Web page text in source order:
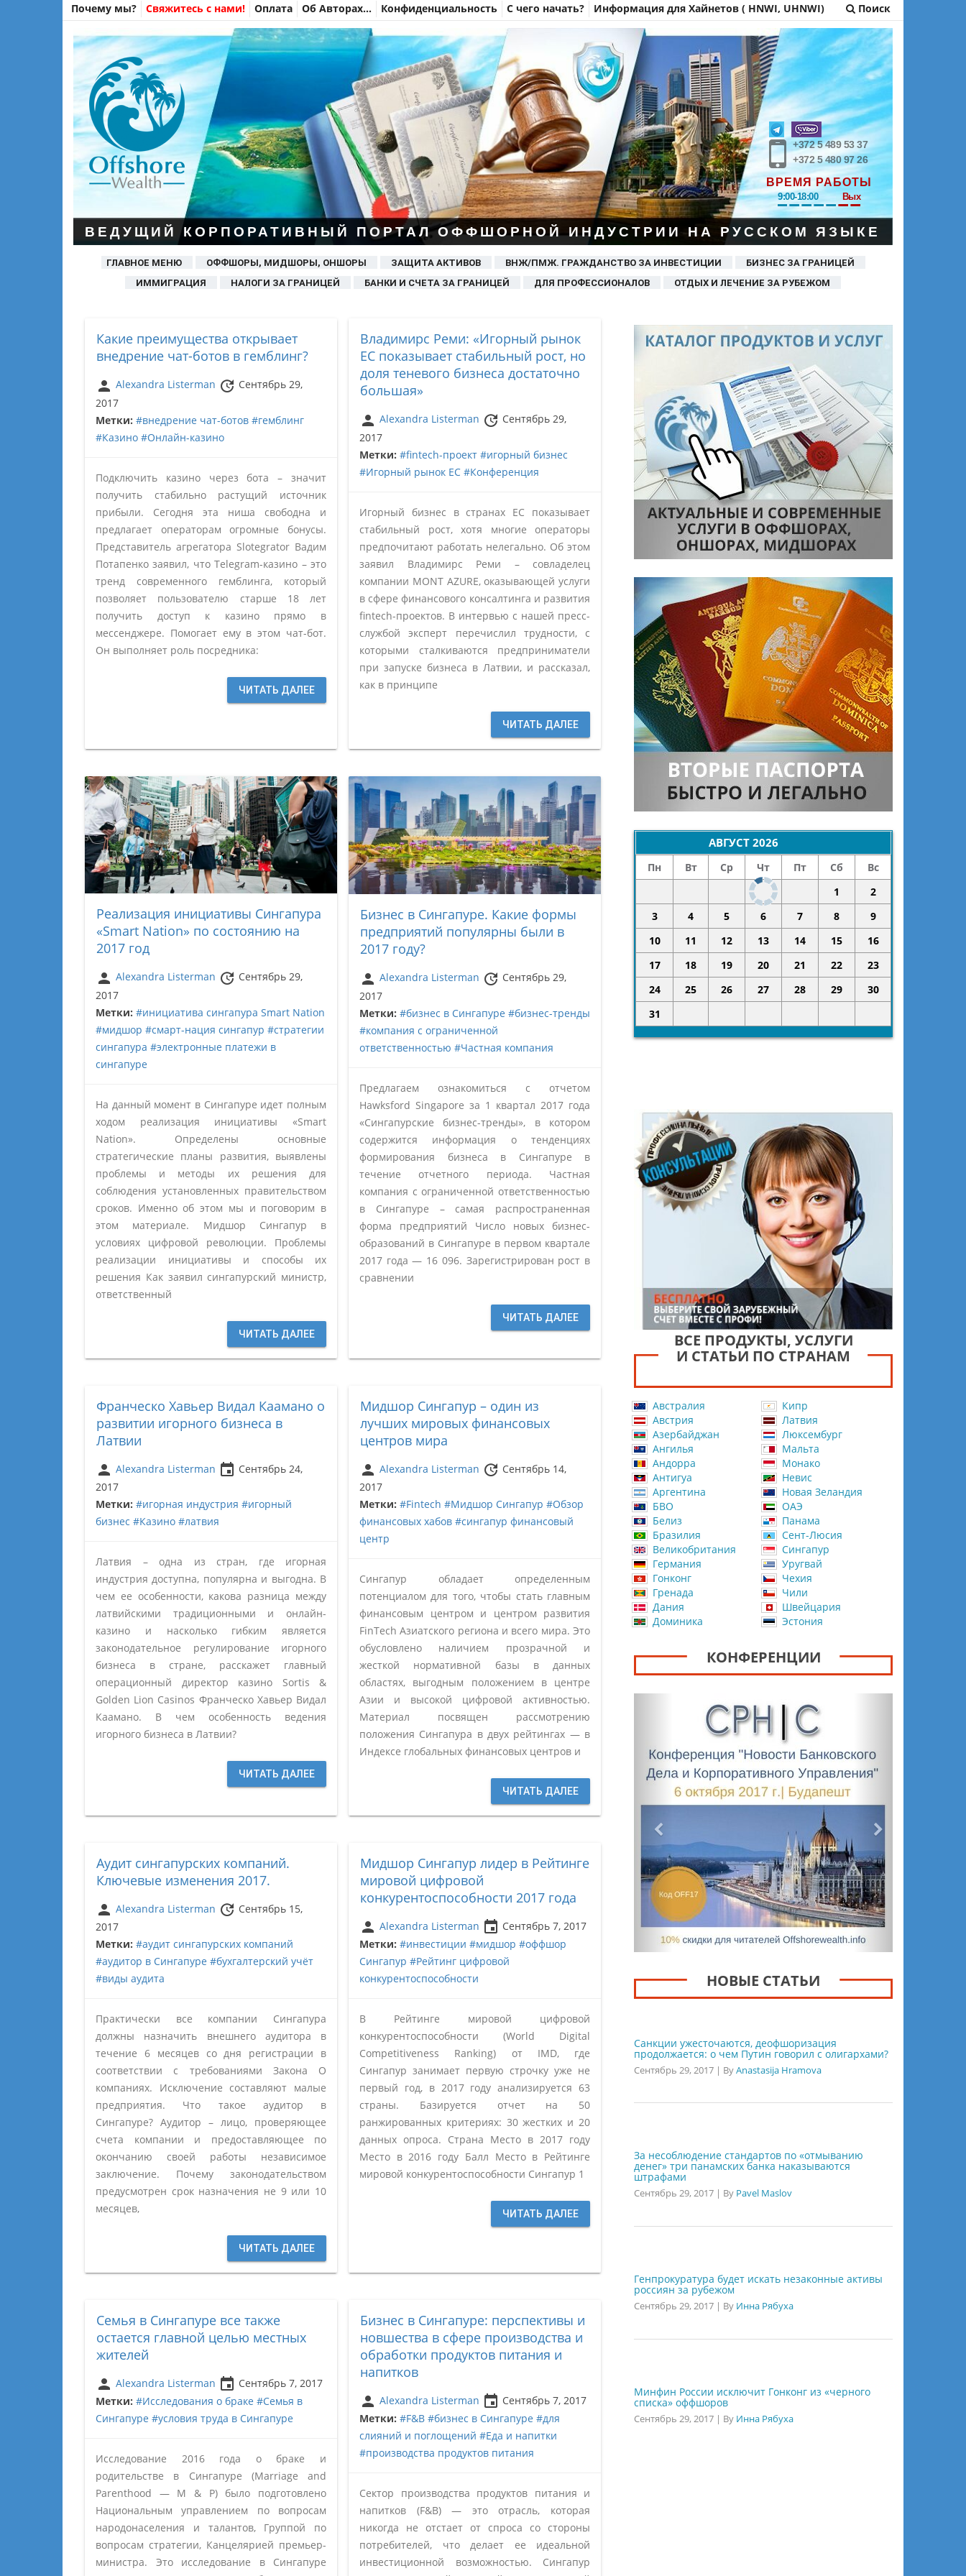
Почему мы? Свяжитесь с нами! Оплата Об Авторах… Конфиденциальность С чего начать? Информация для Хайнетов ( HNWI, UHNWI) Поиск
ВЕДУЩИЙ КОРПОРАТИВНЫЙ ПОРТАЛ ОФФШОРНОЙ ИНДУСТРИИ НА РУССКОМ ЯЗЫКЕ
+372 5 489 53 37
+372 5 480 97 26
ВРЕМЯ РАБОТЫ
9:00-18:00 Вых
ГЛАВНОЕ МЕНЮ ОФФШОРЫ, МИДШОРЫ, ОНШОРЫ ЗАЩИТА АКТИВОВ ВНЖ/ПМЖ. ГРАЖДАНСТВО ЗА ИНВЕСТИЦИИ
БИЗНЕС ЗА ГРАНИЦЕЙ
ИММИГРАЦИЯ
НАЛОГИ ЗА ГРАНИЦЕЙ БАНКИ И СЧЕТА ЗА ГРАНИЦЕЙ ДЛЯ ПРОФЕССИОНАЛОВ ОТДЫХ И ЛЕЧЕНИЕ ЗА РУБЕЖОМ
Какие преимущества открывает
внедрение чат-ботов в гемблинг?
person Alexandra Listerman update Сентябрь 29,
2017
Метки: #внедрение чат-ботов #гемблинг
#Казино #Онлайн-казино
Подключить казино через бота – значит
получить стабильно растущий источник
прибыли. Сегодня эта ниша свободна и
предлагает операторам огромные бонусы.
Представитель агрегатора Slotegrator Вадим
Потапенко заявил, что Telegram-казино – это
тренд современного гемблинга, который
позволяет пользователю старше 18 лет
получить доступ к казино прямо в
мессенджере. Помогает ему в этом чат-бот.
Он выполняет роль посредника:
ЧИТАТЬ ДАЛЕЕ
Владимирс Реми: «Игорный рынок
ЕС показывает стабильный рост, но
доля теневого бизнеса достаточно
большая»
person Alexandra Listerman update Сентябрь 29,
2017
Метки: #fintech-проект #игорный бизнес
#Игорный рынок ЕС #Конференция
Игорный бизнес в странах ЕС показывает
стабильный рост, хотя многие операторы
предпочитают работать нелегально. Об этом
заявил Владимирс Реми – совладелец
компании MONT AZURE, оказывающей услуги
в сфере финансового консалтинга и развития
fintech-проектов. В интервью с нашей пресс-
службой эксперт перечислил трудности, с
которыми сталкиваются предприниматели
при запуске бизнеса в Латвии, и рассказал,
как в принципе
ЧИТАТЬ ДАЛЕЕ
Реализация инициативы Сингапура
«Smart Nation» по состоянию на
2017 год
person Alexandra Listerman update Сентябрь 29,
2017
Метки: #инициатива сингапура Smart Nation
#мидшор #смарт-нация сингапур #стратегии
сингапура #электронные платежи в
сингапуре
На данный момент в Сингапуре идет полным
ходом реализация инициативы «Smart
Nation». Определены основные
стратегические планы развития, выявлены
проблемы и методы их решения для
соблюдения установленных правительством
сроков. Именно об этом мы и поговорим в
этом материале. Мидшор Сингапур в
условиях цифровой революции. Проблемы
реализации инициативы и способы их
решения Как заявил сингапурский министр,
ответственный
ЧИТАТЬ ДАЛЕЕ
Бизнес в Сингапуре. Какие формы
предприятий популярны были в
2017 году?
person Alexandra Listerman update Сентябрь 29,
2017
Метки: #бизнес в Сингапуре #бизнес-тренды
#компания с ограниченной
ответственностью #Частная компания
Предлагаем ознакомиться с отчетом
Hawksford Singapore за 1 квартал 2017 года
«Сингапурские бизнес-тренды», в котором
содержится информация о тенденциях
формирования бизнеса в Сингапуре в
течение отчетного периода. Частная
компания с ограниченной ответственностью
в Сингапуре – самая распространенная
форма предприятий Число новых бизнес-
образований в Сингапуре в первом квартале
2017 года — 16 096. Зарегистрирован рост в
сравнении
ЧИТАТЬ ДАЛЕЕ
Франческо Хавьер Видал Каамано о
развитии игорного бизнеса в
Латвии
person Alexandra Listerman insert_invitation Сентябрь 24,
2017
Метки: #игорная индустрия #игорный
бизнес #Казино #латвия
Латвия – одна из стран, где игорная
индустрия доступна, популярна и выгодна. В
чем ее особенности, какова разница между
латвийскими традиционными и онлайн-
казино и насколько гибким является
законодательное регулирование игорного
бизнеса в стране, расскажет главный
операционный директор казино Sortis &
Golden Lion Casinos Франческо Хавьер Видал
Каамано. В чем особенность ведения
игорного бизнеса в Латвии?
ЧИТАТЬ ДАЛЕЕ
Мидшор Сингапур – один из
лучших мировых финансовых
центров мира
person Alexandra Listerman update Сентябрь 14,
2017
Метки: #Fintech #Мидшор Сингапур #Обзор
финансовых хабов #сингапур финансовый
центр
Сингапур обладает определенным
потенциалом для того, чтобы стать главным
финансовым центром и центром развития
FinTech Азиатского региона и всего мира. Это
обусловлено наличием прозрачной и
жесткой нормативной базы в данных
областях, выгодным положением в центре
Азии и высокой цифровой активностью.
Материал посвящен рассмотрению
положения Сингапура в двух рейтингах — в
Индексе глобальных финансовых центров и
ЧИТАТЬ ДАЛЕЕ
Аудит сингапурских компаний.
Ключевые изменения 2017.
person Alexandra Listerman update Сентябрь 15,
2017
Метки: #аудит сингапурских компаний
#аудитор в Сингапуре #бухгалтерский учёт
#виды аудита
Практически все компании Сингапура
должны назначить внешнего аудитора в
течение 6 месяцев со дня регистрации в
соответствии с требованиями Закона О
компаниях. Исключение составляют малые
предприятия. Что такое аудитор в
Сингапуре? Аудитор – лицо, проверяющее
счета компании и предоставляющее по
окончанию своей работы независимое
заключение. Почему законодательством
предусмотрен срок назначения не 9 или 10
месяцев,
ЧИТАТЬ ДАЛЕЕ
Мидшор Сингапур лидер в Рейтинге
мировой цифровой
конкурентоспособности 2017 года
person Alexandra Listerman insert_invitation Сентябрь 7, 2017
Метки: #инвестиции #мидшор #оффшор
Сингапур #Рейтинг цифровой
конкурентоспособности
В Рейтинге мировой цифровой
конкурентоспособности (World Digital
Competitiveness Ranking) от IMD, где
Сингапур занимает первую строчку уже не
первый год, в 2017 году анализируется 63
страны. Базируется отчет на 50
ранжированных критериях: 30 жестких и 20
данных опроса. Страна Место в 2017 году
Место в 2016 году Балл Место в Рейтинге
мировой конкурентоспособности Сингапур 1
ЧИТАТЬ ДАЛЕЕ
Семья в Сингапуре все также
остается главной целью местных
жителей
person Alexandra Listerman insert_invitation Сентябрь 7, 2017
Метки: #Исследования о браке #Семья в
Сингапуре #условия труда в Сингапуре
Исследование 2016 года о браке и
родительстве в Сингапуре (Marriage and
Parenthood — M & P) было подготовлено
Национальным управлением по вопросам
народонаселения и талантов, Группой по
вопросам стратегии, Канцелярией премьер-
министра. Это исследование в Сингапуре
Бизнес в Сингапуре: перспективы и
новшества в сфере производства и
обработки продуктов питания и
напитков
person Alexandra Listerman insert_invitation Сентябрь 7, 2017
Метки: #F&B #бизнес в Сингапуре #для
слияний и поглощений #Еда и напитки
#производства продуктов питания
Сектор производства продуктов питания и
напитков (F&B) — это отрасль, которая
никогда не отстает от спроса со стороны
потребителей, что делает ее идеальной
инвестиционной возможностью. Сингапур
АВГУСТ 2026
Пн Вт Ср Чт Пт Сб
Вс
1
2
3
4 5 6 7 8
9
10
11 12 13 14 15
16
17
18 19 20 21 22
23
24
25 26 27 28 29
30
31
ВСЕ ПРОДУКТЫ, УСЛУГИ
И СТАТЬИ ПО СТРАНАМ
Австралия
Австрия
Азербайджан
Ангилья
Андорра
Антигуа
Аргентина
БВО
Белиз
Бразилия
Великобритания
Германия
Гонконг
Гренада
Дания
Доминика
Кипр
Латвия
Люксембург
Мальта
Монако
Невис
Новая Зеландия
ОАЭ
Панама
Сент-Люсия
Сингапур
Уругвай
Чехия
Чили
Швейцария
Эстония
КОНФЕРЕНЦИИ
НОВЫЕ СТАТЬИ
Санкции ужесточаются, деофшоризация
продолжается: о чем Путин говорил с олигархами?
Сентябрь 29, 2017 | ByAnastasija Hramova
За несоблюдение стандартов по «отмыванию
денег» три панамских банка наказываются
штрафами
Сентябрь 29, 2017 | By Pavel Maslov
Генпрокуратура будет искать незаконные активы
россиян за рубежом
Сентябрь 29, 2017 | By Инна Рябуха
Минфин России исключит Гонконг из «черного
списка» оффшоров
Сентябрь 29, 2017 | By Инна Рябуха